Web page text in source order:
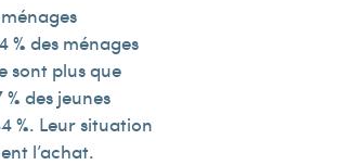
% des ménages
sont plus que
des jeunes
%. Leur situation
l’achat.